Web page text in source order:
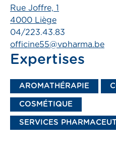
Rue Joffre, 1
4000 Liège
04/223.43.83
officine55@vpharma.be
Expertises
AROMATHÉRAPIE
COSMÉTIQUE
SERVICES